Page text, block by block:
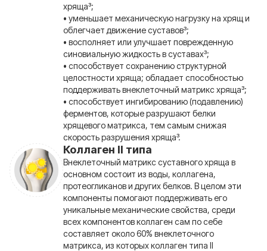
хряща³;
• уменьшает механическую нагрузку на хрящ и
облегчает движение суставов³;
• восполняет или улучшает поврежденную
синовиальную жидкость в суставах³;
• способствует сохранению структурной
целостности хряща; обладает способностью
поддерживать внеклеточный матрикс хряща³;
• способствует ингибированию (подавлению)
ферментов, которые разрушают белки
хрящевого матрикса, тем самым снижая
скорость разрушения хряща³.
Коллаген II типа
Внеклеточный матрикс суставного хряща в
основном состоит из воды, коллагена,
протеогликанов и других белков. В целом эти
компоненты помогают поддерживать его
уникальные механические свойства, среди
всех компонентов коллаген сам по себе
составляет около 60% внеклеточного
матрикса, из которых коллаген типа II